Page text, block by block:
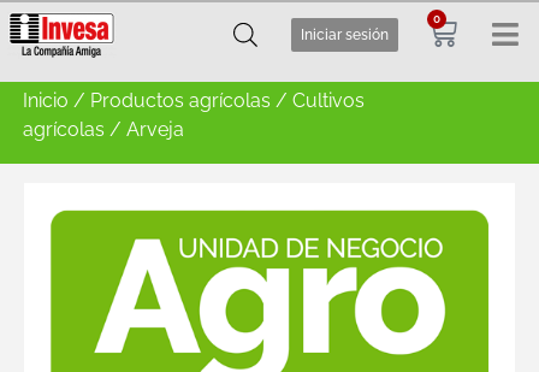
Iniciar sesión
0
Inicio / Productos agrícolas /Cultivos
agrícolas / Arveja